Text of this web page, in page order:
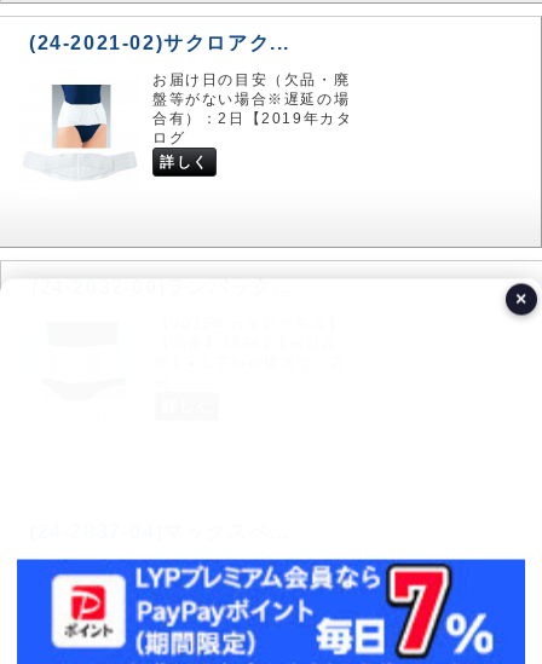
(24-2021-02)サクロアク...
お届け日の目安（欠品・廃
盤等がない場合※遅延の場
合有）：2日【2019年カタ
ログ
詳しく
お届け日の目安（欠品・廃
盤等がない場合※遅延の場
合有）：5日【2019年カタ
ログ
詳しく
×